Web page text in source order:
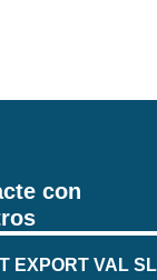
con
EXPORT VAL SL